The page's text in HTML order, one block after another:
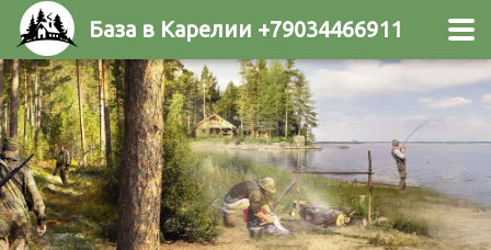
База в Карелии +79034466911